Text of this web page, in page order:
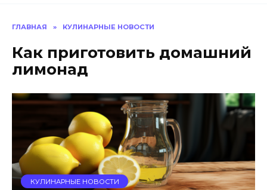
ГЛАВНАЯ » КУЛИНАРНЫЕ НОВОСТИ
Как приготовить домашний
лимонад
КУЛИНАРНЫЕ НОВОСТИ